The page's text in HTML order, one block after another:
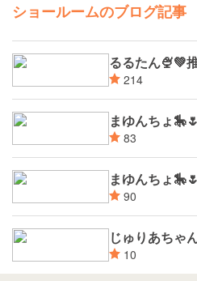
ショールームのブログ記事
るる
214
まゆんちょ
83
まゆんちょ
90
じゅりあちゃ
10